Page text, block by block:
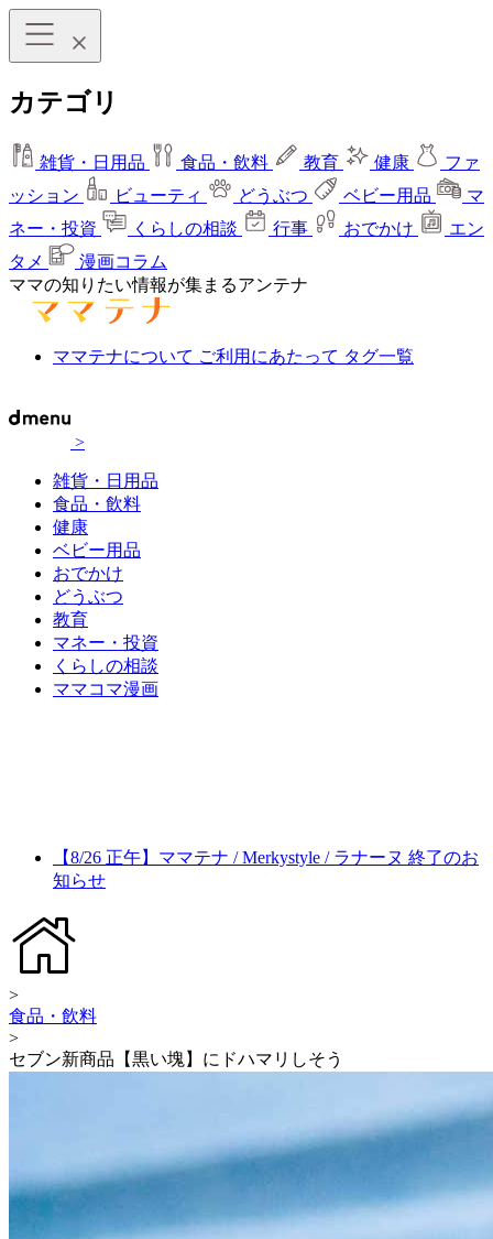
カテゴリ
雑貨・日用品 食品・飲料 教育 健康
ファ
ッション
ビューティ どうぶつ ベビー用品
マ
ネー・投資
くらしの相談 行事 おでかけ
エン
タメ
漫画コラム
ママの知りたい情報が集まるアンテナ
ママテナについて ご利用にあたって タグ一覧
>
雑貨・日用品
食品・飲料
健康
ベビー用品
おでかけ
どうぶつ
教育
マネー・投資
くらしの相談
ママコマ漫画
【8/26 正午】ママテナ / Merkystyle / ラナーヌ 終了のお
知らせ
>
食品・飲料
>
セブン新商品【黒い塊】にドハマリしそう